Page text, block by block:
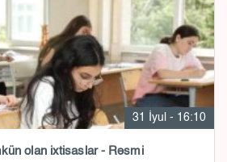
31 İyul - 16:10
olan ixtisaslar - Rəsmi